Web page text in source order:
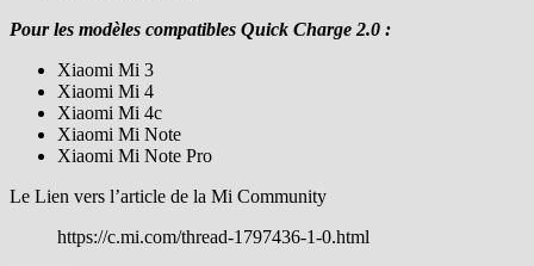
Pour les modèles compatibles Quick Charge 2.0 :
Xiaomi Mi 3
Xiaomi Mi 4
Xiaomi Mi 4c
Xiaomi Mi Note
Xiaomi Mi Note Pro
Le Lien vers l’article de la Mi Community
https://c.mi.com/thread-1797436-1-0.html